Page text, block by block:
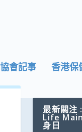
協會記事 香港保
最新關注
Life
身日